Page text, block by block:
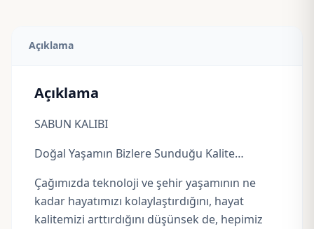
Açıklama
Açıklama
SABUN KALIBI
Doğal Yaşamın Bizlere Sunduğu Kalite…
Çağımızda teknoloji ve şehir yaşamının ne
kadar hayatımızı kolaylaştırdığını, hayat
kalitemizi arttırdığını düşünsek de, hepimiz